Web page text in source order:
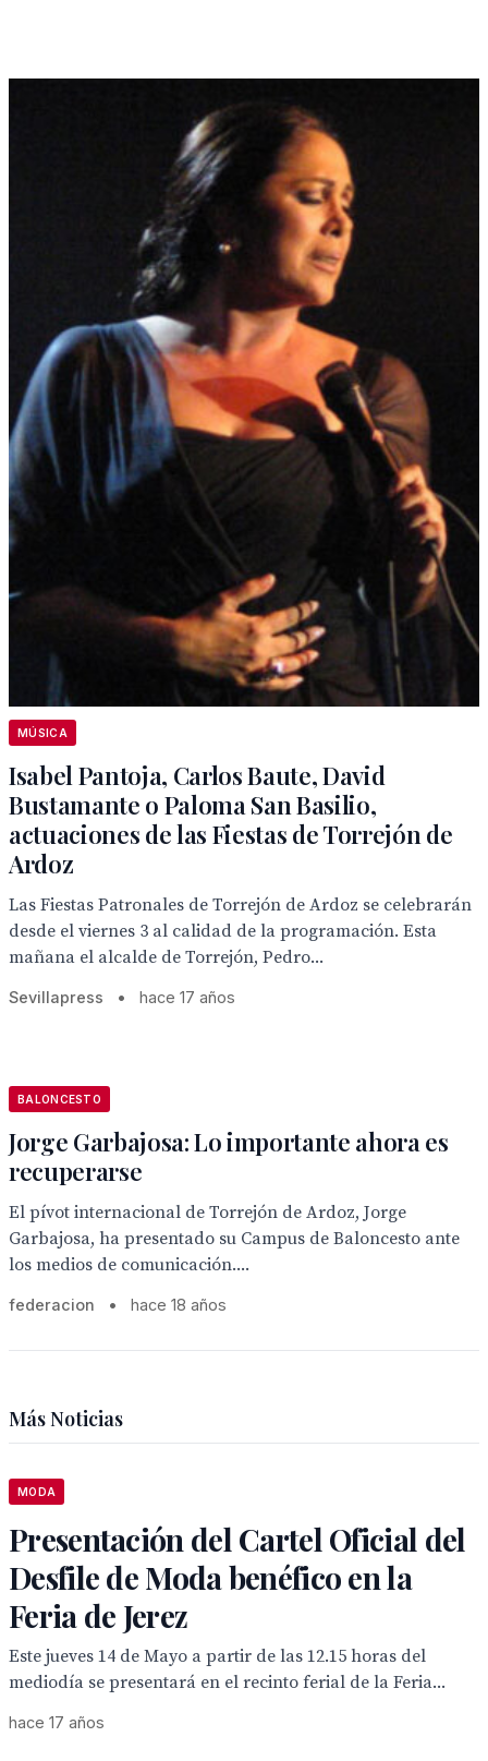
MÚSICA
Isabel Pantoja, Carlos Baute, David
Bustamante o Paloma San Basilio,
actuaciones de las Fiestas de Torrejón de
Ardoz
Las Fiestas Patronales de Torrejón de Ardoz se celebrarán
desde el viernes 3 al calidad de la programación. Esta
mañana el alcalde de Torrejón, Pedro...
Sevillapress • hace 17 años
BALONCESTO
Jorge Garbajosa: Lo importante ahora es
recuperarse
El pívot internacional de Torrejón de Ardoz, Jorge
Garbajosa, ha presentado su Campus de Baloncesto ante
los medios de comunicación....
federacion • hace 18 años
Más Noticias
MODA
Presentación del Cartel Oficial del
Desfile de Moda benéfico en la
Feria de Jerez
Este jueves 14 de Mayo a partir de las 12.15 horas del
mediodía se presentará en el recinto ferial de la Feria...
hace 17 años